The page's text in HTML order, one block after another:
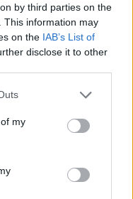
by third parties on the
This information may
on the IAB’s List of
disclose it to other
my